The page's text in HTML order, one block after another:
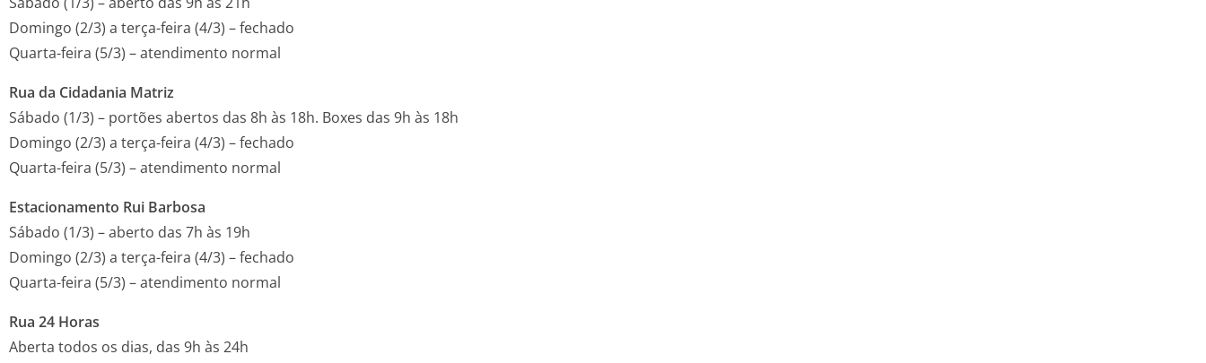
Domingo (2/3) a terça-feira (4/3) – fechado
Quarta-feira (5/3) – atendimento normal
Rua da Cidadania Matriz
Sábado (1/3) – portões abertos das 8h às 18h. Boxes das 9h às 18h
Domingo (2/3) a terça-feira (4/3) – fechado
Quarta-feira (5/3) – atendimento normal
Estacionamento Rui Barbosa
Sábado (1/3) – aberto das 7h às 19h
Domingo (2/3) a terça-feira (4/3) – fechado
Quarta-feira (5/3) – atendimento normal
Rua 24 Horas
Aberta todos os dias, das 9h às 24h